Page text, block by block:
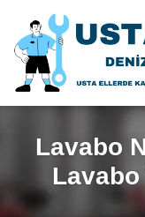
Lavabo
Lavabo